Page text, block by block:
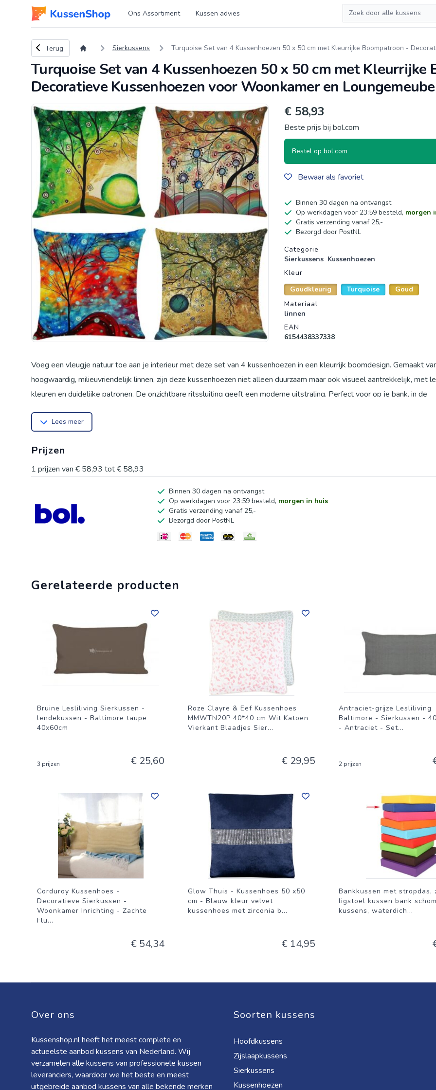
Logo www.kussenshop.nl Ons Assortiment Kussen advies
Zoeken
Terug naar overzicht
Terug Sierkussens Turquoise Set van 4 Kussenhoezen 50 x 50 cm met Kleurrijke Boompatroon -
Turquoise Set van 4 Kussenhoezen 50 x 50 cm met Kleurrijke
Decoratieve Kussenhoezen voor Woonkamer en
€ 58,93
Beste prijs bij bol.com
Bestel op bol.com
Bewaar als favoriet
Binnen 30 dagen na ontvangst
Op werkdagen voor 23:59 besteld, morgen
Gratis verzending vanaf 25,-
Bezorgd door PostNL
Productgegevens
Categorie
Sierkussens Kussenhoezen
Kleur
Goudkleurig
Turquoise
Goud
Materiaal
linnen
EAN
6154438337338
Voeg een vleugje natuur toe aan je interieur met deze set van 4 kussenhoezen in een kleurrijk boomdesign. Gemaakt
hoogwaardig, milieuvriendelijk linnen, zijn deze kussenhoezen niet alleen duurzaam maar ook visueel aantrekkelijk, met
kleuren en duidelijke patronen. De onzichtbare ritssluiting geeft een moderne uitstraling. Perfect voor op je bank, in de
de hoezen machinewasbaar tot 30°C, maar niet geschikt voor bleekmiddelen en chemische reiniging. Transformeer je
Lees meer
Prijzen
1 prijzen van € 58,93 tot€ 58,93
Binnen 30 dagen na ontvangst
Op werkdagen voor 23:59 besteld, morgen in huis
Gratis verzending vanaf 25,-
Bezorgd door PostNL
Gerelateerde producten
Bruine Lesliliving Sierkussen -
lendekussen - Baltimore taupe
40x60cm
3 prijzen € 25,60
Roze Clayre & Eef Kussenhoes
MMWTN20P 40*40 cm Wit Katoen
Vierkant Blaadjes Sier...
€ 29,95
Antraciet-grijze Lesliliving
Baltimore - Sierkussen -
- Antraciet - Set...
2 prijzen
Corduroy Kussenhoes -
Decoratieve Sierkussen -
Woonkamer Inrichting - Zachte
Flu...
€ 54,34
Glow Thuis - Kussenhoes 50 x50
cm - Blauw kleur velvet
kussenhoes met zirconia b...
€ 14,95
Bankkussen met stropdas,
ligstoel kussen bank
kussens, waterdich...
Over ons
Kussenshop.nl heeft het meest complete en
actueelste aanbod kussens van Nederland. Wij
verzamelen alle kussens van professionele kussen
leveranciers, waardoor we het beste en meest
uitgebreide aanbod kussens van alle bekende merken
Soorten kussens
Hoofdkussens
Zijslaapkussens
Sierkussens
Kussenhoezen